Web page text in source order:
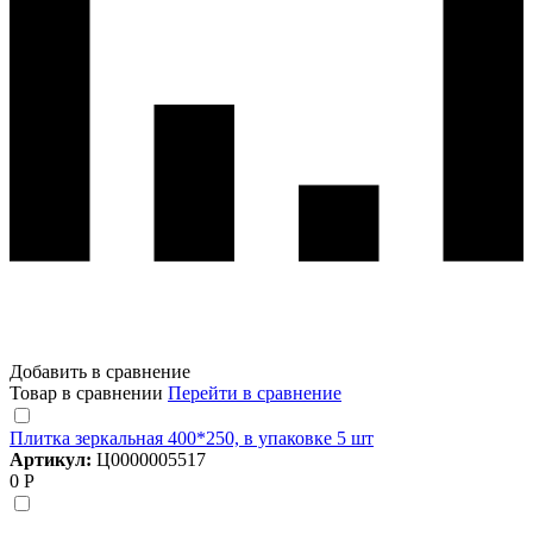
Добавить в сравнение
Товар в сравнении Перейти в сравнение
Плитка зеркальная 400*250, в упаковке 5 шт
Артикул: Ц0000005517
0 Р